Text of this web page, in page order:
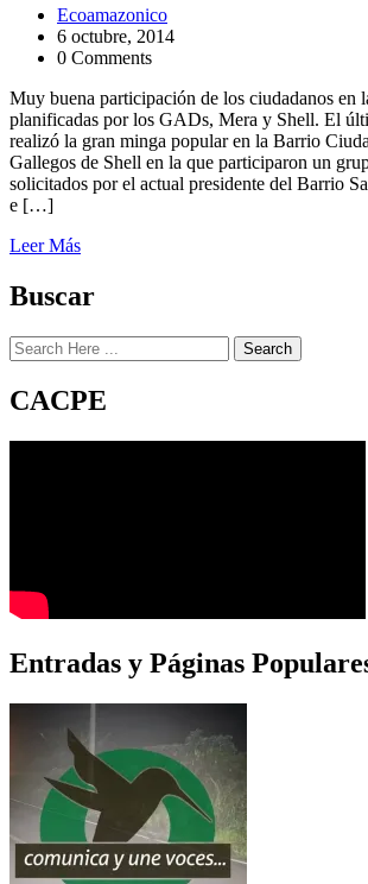
Ecoamazonico
6 octubre, 2014
0 Comments
Muy buena participación de los ciudadanos en
planificadas por los GADs, Mera y Shell. El
realizó la gran minga popular en la Barrio
Gallegos de Shell en la que participaron un
solicitados por el actual presidente del Barrio
e […]
Leer Más
Buscar
Search
CACPE
Entradas y Páginas